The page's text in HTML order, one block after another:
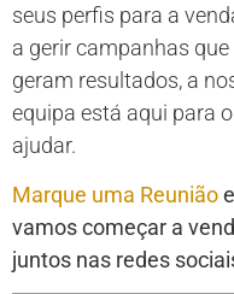
seus perfis para a
a gerir campanhas que
geram resultados, a
equipa está aqui para o
ajudar.
Marque uma Reuniãoe
vamos começar a
juntos nas redes